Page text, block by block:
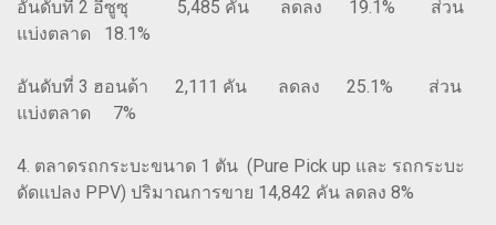
อันดับที่ 2 อีซูซุ 5,485 คัน ลดลง 19.1% ส่วน
แบ่งตลาด 18.1%
อันดับที่ 3 ฮอนด้า 2,111 คัน ลดลง 25.1% ส่วน
แบ่งตลาด 7%
4. ตลาดรถกระบะขนาด 1 ตัน (Pure Pick up และ รถกระบะ
ดัดแปลง PPV) ปริมาณการขาย 14,842 คัน ลดลง 8%